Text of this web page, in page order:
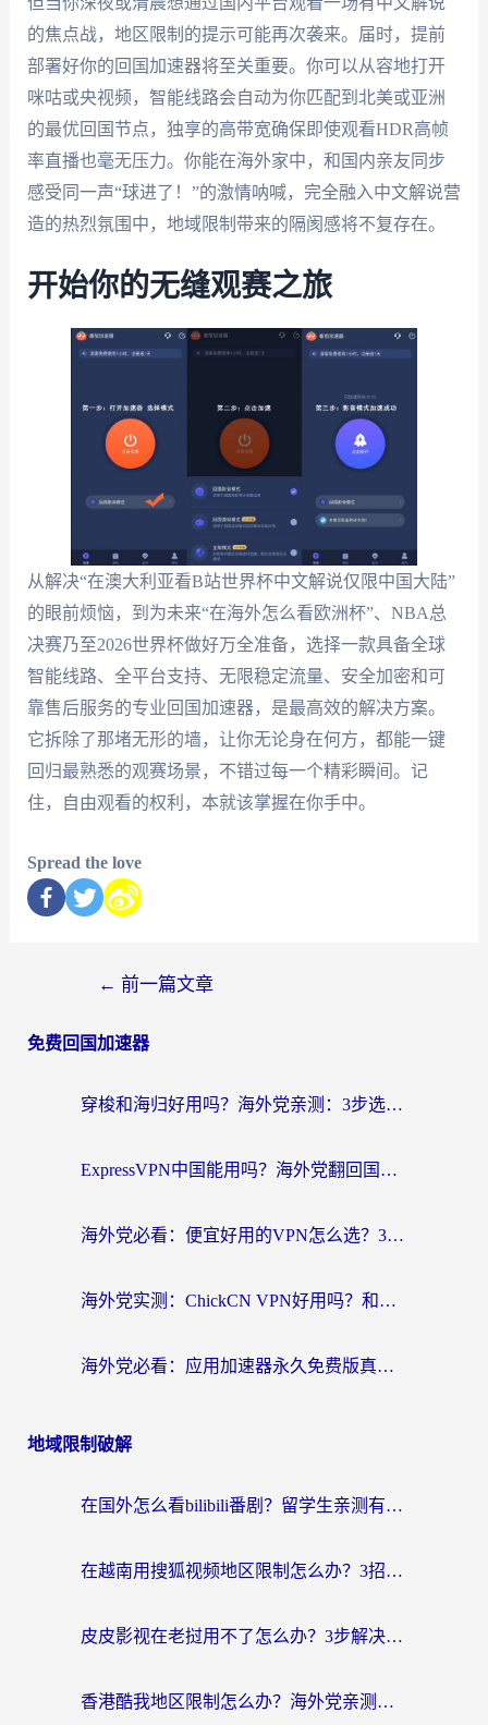
的焦点战，地区限制的提示可能再次袭来。届时，提前
部署好你的回国加速器将至关重要。你可以从容地打开
咪咕或央视频，智能线路会自动为你匹配到北美或亚洲
的最优回国节点，独享的高带宽确保即使观看HDR高帧
率直播也毫无压力。你能在海外家中，和国内亲友同步
感受同一声“球进了！”的激情呐喊，完全融入中文解说营
造的热烈氛围中，地域限制带来的隔阂感将不复存在。
开始你的无缝观赛之旅
从解决“在澳大利亚看B站世界杯中文解说仅限中国大陆”
的眼前烦恼，到为未来“在海外怎么看欧洲杯”、NBA总
决赛乃至2026世界杯做好万全准备，选择一款具备全球
智能线路、全平台支持、无限稳定流量、安全加密和可
靠售后服务的专业回国加速器，是最高效的解决方案。
它拆除了那堵无形的墙，让你无论身在何方，都能一键
回归最熟悉的观赛场景，不错过每一个精彩瞬间。记
住，自由观看的权利，本就该掌握在你手中。
Spread the love
← 前一篇文章
免费回国加速器
穿梭和海归好用吗？海外党亲测：3步选对回国加速器，无缝刷国内剧玩手游
ExpressVPN中国能用吗？海外党翻回国内的加速器选择指南（附番茄加速器实测）
海外党必看：便宜好用的VPN怎么选？3步解决回国访问难题+Steam改区技巧
海外党实测：ChickCN VPN好用吗？和OurPlay VPN对比哪个回国效果更好？附避坑指南
海外党必看：应用加速器永久免费版真的靠谱吗？教你选对回国加速器无缝刷国内资源
地域限制破解
在国外怎么看bilibili番剧？留学生亲测有效的地域限制突破指南（附酷我酷狗音乐解决方法）
在越南用搜狐视频地区限制怎么办？3招解决海外看国内剧难题（附西瓜视频CCTV观看技巧）
皮皮影视在老挝用不了怎么办？3步解决海外看国内影视&财经的痛点
香港酷我地区限制怎么办？海外党亲测有效的回国加速方案来了